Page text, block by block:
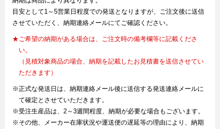
目安として1～5営業日程度での発送となりますが、ご注文後に送信
させていただく、納期連絡メールにてご確認ください。
★ご希望の納期がある場合は、ご注文時の備考欄等に記載くださ
い。
（見積対象商品の場合、納期を記載したお見積書を送信させてい
ただきます）
※正式な発送日は、納期連絡メール後に送信する発送連絡メールに
て確定とさせていただきます。
※受注生産品は、2～3週間程度、納期が必要な場合もございます。
※その他、メーカー在庫状況や運送便の遅延等の理由により、納期